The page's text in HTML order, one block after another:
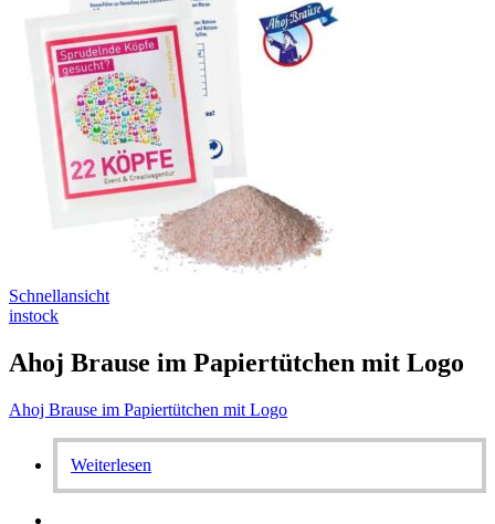
Schnellansicht
instock
Ahoj Brause im Papiertütchen mit Logo
Ahoj Brause im Papiertütchen mit Logo
Weiterlesen